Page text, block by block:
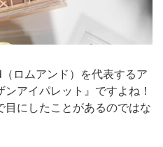
ロムアンド）を代表するア
アイパレット』ですよね！
にしたことがあるのではな